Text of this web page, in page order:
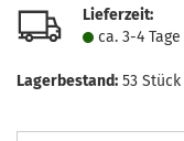
Lieferzeit:
ca. 3-4 Tage
Lagerbestand: 53 Stück